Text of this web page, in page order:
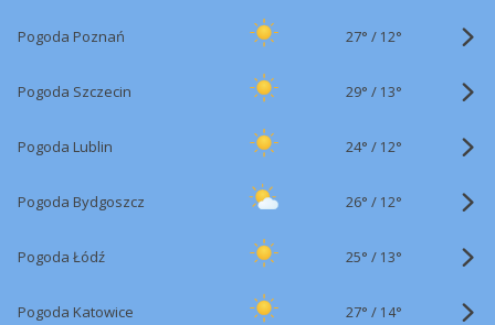
Pogoda Poznań 27° / 12°
Pogoda Szczecin 29° / 13°
Pogoda Lublin 24° / 12°
Pogoda Bydgoszcz 26° / 12°
Pogoda Łódź 25° / 13°
Pogoda Katowice 27° / 14°